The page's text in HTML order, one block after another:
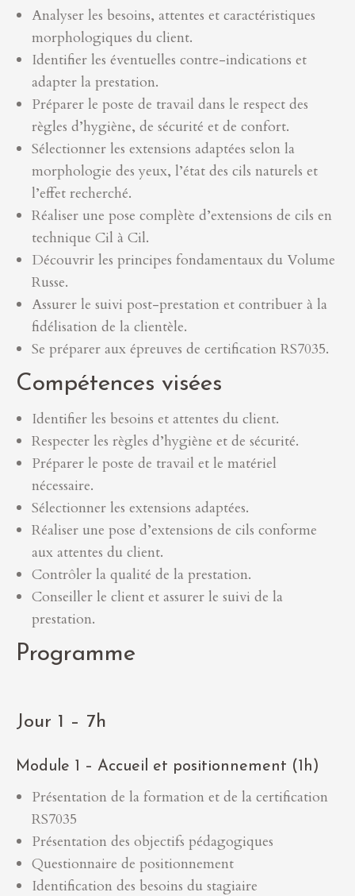
Analyser les besoins, attentes et caractéristiques
morphologiques du client.
Identifier les éventuelles contre-indications et
adapter la prestation.
Préparer le poste de travail dans le respect des
règles d’hygiène, de sécurité et de confort.
Sélectionner les extensions adaptées selon la
morphologie des yeux, l’état des cils naturels et
l’effet recherché.
Réaliser une pose complète d’extensions de cils en
technique Cil à Cil.
Découvrir les principes fondamentaux du Volume
Russe.
Assurer le suivi post-prestation et contribuer à la
fidélisation de la clientèle.
Se préparer aux épreuves de certification RS7035.
Compétences visées
Identifier les besoins et attentes du client.
Respecter les règles d’hygiène et de sécurité.
Préparer le poste de travail et le matériel
nécessaire.
Sélectionner les extensions adaptées.
Réaliser une pose d’extensions de cils conforme
aux attentes du client.
Contrôler la qualité de la prestation.
Conseiller le client et assurer le suivi de la
prestation.
Programme
Jour 1 – 7h
Module 1 – Accueil et positionnement (1h)
Présentation de la formation et de la certification
RS7035
Présentation des objectifs pédagogiques
Questionnaire de positionnement
Identification des besoins du stagiaire